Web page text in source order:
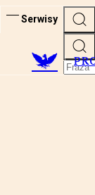
Serwisy